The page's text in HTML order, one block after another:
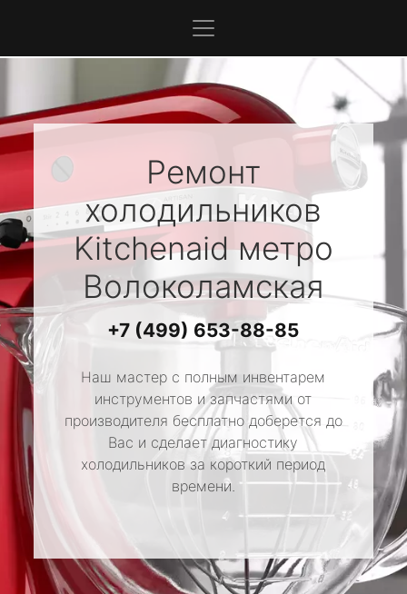
Ремонт
холодильников
Kitchenaidметро
Волоколамская
+7 (499) 653-88-85
Наш мастер с полным инвентарем
инструментов и запчастями от
производителя бесплатно доберется до
Вас и сделает диагностику
холодильников за короткий период
времени.